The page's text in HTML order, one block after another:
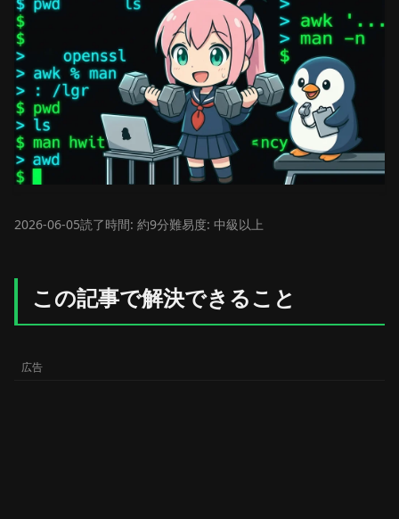
2026-06-05読了時間: 約9分難易度: 中級以上
この記事で解決できること